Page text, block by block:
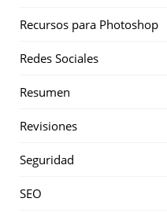
Recursos para Photoshop
Redes Sociales
Resumen
Revisiones
Seguridad
SEO